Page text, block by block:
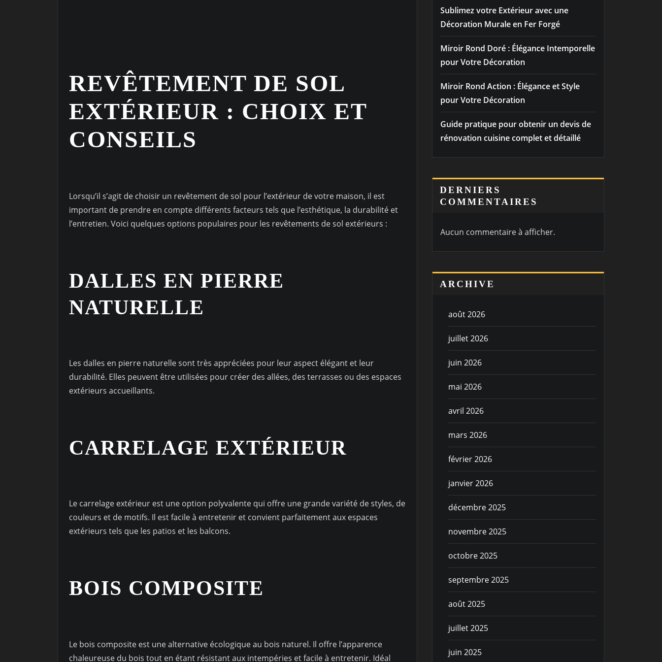
REVÊTEMENT DE SOL
EXTÉRIEUR : CHOIX ET
CONSEILS
Lorsqu’il s’agit de choisir un revêtement de sol pour l’extérieur de votre maison, il est
important de prendre en compte différents facteurs tels que l’esthétique, la durabilité et
l’entretien. Voici quelques options populaires pour les revêtements de sol extérieurs :
DALLES EN PIERRE
NATURELLE
Les dalles en pierre naturelle sont très appréciées pour leur aspect élégant et leur
durabilité. Elles peuvent être utilisées pour créer des allées, des terrasses ou des espaces
extérieurs accueillants.
CARRELAGE EXTÉRIEUR
Le carrelage extérieur est une option polyvalente qui offre une grande variété de styles, de
couleurs et de motifs. Il est facile à entretenir et convient parfaitement aux espaces
extérieurs tels que les patios et les balcons.
BOIS COMPOSITE
Le bois composite est une alternative écologique au bois naturel. Il offre l’apparence
chaleureuse du bois tout en étant résistant aux intempéries et facile à entretenir. Idéal
Sublimez votre Extérieur avec une
Décoration Murale en Fer Forgé
Miroir Rond Doré : Élégance Intemporelle
pour Votre Décoration
Miroir Rond Action : Élégance et Style
pour Votre Décoration
Guide pratique pour obtenir un devis de
rénovation cuisine complet et détaillé
DERNIERS
COMMENTAIRES
Aucun commentaire à afficher.
ARCHIVE
août 2026
juillet 2026
juin 2026
mai 2026
avril 2026
mars 2026
février 2026
janvier 2026
décembre 2025
novembre 2025
octobre 2025
septembre 2025
août 2025
juillet 2025
juin 2025